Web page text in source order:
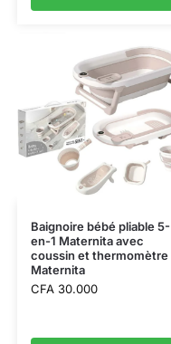
Baignoire bébé pliable 5-
en-1 Maternita avec
coussin et thermomètre
Maternita
CFA30.000